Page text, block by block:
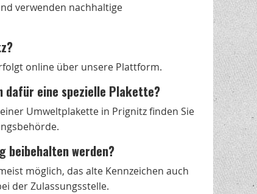
verwenden nachhaltige
online über unsere Plattform.
dafür eine spezielle Plakette?
Umweltplakette in Prignitz finden Sie
beibehalten werden?
möglich, das alte Kennzeichen auch
der Zulassungsstelle.